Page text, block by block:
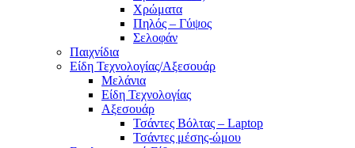
Χρώματα
Πηλός – Γύψος
Σελοφάν
Παιχνίδια
Είδη Τεχνολογίας/Αξεσουάρ
Μελάνια
Είδη Τεχνολογίας
Αξεσουάρ
Τσάντες Βόλτας – Laptop
Τσάντες μέσης-ώμου